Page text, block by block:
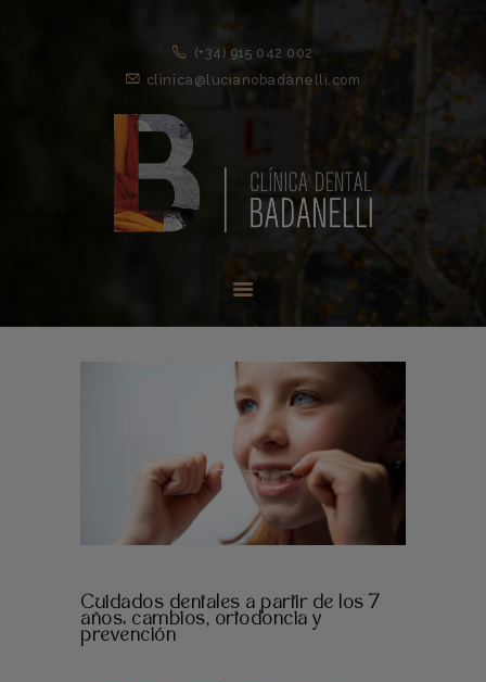
(+34) 915 042 002
clinica@lucianobadanelli.com
NOVEDADES
CONTACTO
Cuidados dentales a partir de los 7
años: cambios, ortodoncia y
prevención